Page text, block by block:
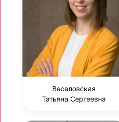
Веселовская
Татьяна Сергеевна